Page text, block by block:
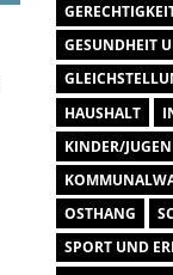
GESUNDHEIT
HAUSHALT
KINDER/
OSTHANG
SPORT UND